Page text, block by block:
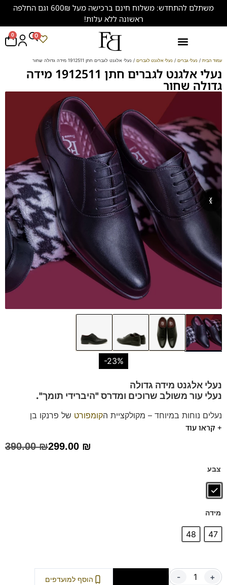
משתלם להתחדש: משלוח חינם ברכישה מעל 600₪ וגם החלפה
ראשונה ללא עלות!
0 0
-23%
נעלי אלגנט מידה גדולה
נעלי עור משולב שרוכים ומדרס "היברידי תומך".
נעלים נוחות במיוחד – מקולקציית הקומפורט של פרנקו בן
הנעליים עשויות עור רך ואיכותי.
+ קראו עוד
390.00₪299.00 ₪
צבע
מידה
47
48
- + הוסף למועדפים
עמוד הבית / נעלי גברים / נעלי אלגנט לגברים / נעלי אלגנט לגברים חתן 1912511 מידה גדולה שחור
נעלי אלגנט לגברים חתן 1912511 מידה
גדולה שחור
‹
›